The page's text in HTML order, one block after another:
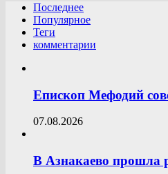
Последнее
Популярное
Теги
комментарии
Епископ Мефодий
07.08.2026
В Азнакаево прошла